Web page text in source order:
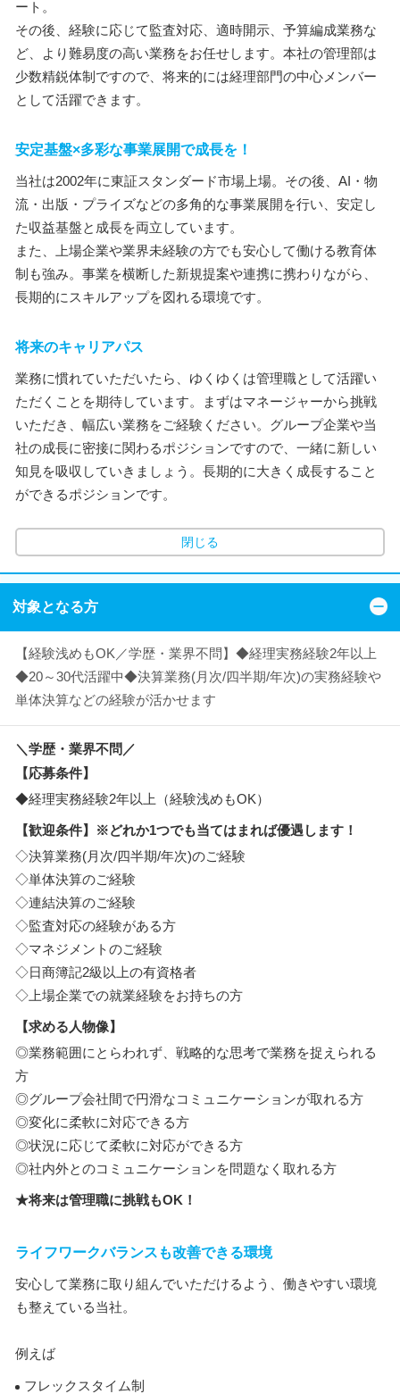
ート。
その後、経験に応じて監査対応、適時開示、予算編成業務な
ど、より難易度の高い業務をお任せします。本社の管理部は
少数精鋭体制ですので、将来的には経理部門の中心メンバー
として活躍できます。
安定基盤×多彩な事業展開で成長を！
当社は2002年に東証スタンダード市場上場。その後、AI・物
流・出版・プライズなどの多角的な事業展開を行い、安定し
た収益基盤と成長を両立しています。
また、上場企業や業界未経験の方でも安心して働ける教育体
制も強み。事業を横断した新規提案や連携に携わりながら、
長期的にスキルアップを図れる環境です。
将来のキャリアパス
業務に慣れていただいたら、ゆくゆくは管理職として活躍い
ただくことを期待しています。まずはマネージャーから挑戦
いただき、幅広い業務をご経験ください。グループ企業や当
社の成長に密接に関わるポジションですので、一緒に新しい
知見を吸収していきましょう。長期的に大きく成長すること
ができるポジションです。
閉じる
対象となる方
【経験浅めもOK／学歴・業界不問】◆経理実務経験2年以上
◆20～30代活躍中◆決算業務(月次/四半期/年次)の実務経験や
単体決算などの経験が活かせます
＼学歴・業界不問／
【応募条件】
◆経理実務経験2年以上（経験浅めもOK）
【歓迎条件】※どれか1つでも当てはまれば優遇します！
◇決算業務(月次/四半期/年次)のご経験
◇単体決算のご経験
◇連結決算のご経験
◇監査対応の経験がある方
◇マネジメントのご経験
◇日商簿記2級以上の有資格者
◇上場企業での就業経験をお持ちの方
【求める人物像】
◎業務範囲にとらわれず、戦略的な思考で業務を捉えられる
方
◎グループ会社間で円滑なコミュニケーションが取れる方
◎変化に柔軟に対応できる方
◎状況に応じて柔軟に対応ができる方
◎社内外とのコミュニケーションを問題なく取れる方
★将来は管理職に挑戦もOK！
ライフワークバランスも改善できる環境
安心して業務に取り組んでいただけるよう、働きやすい環境
も整えている当社。
例えば
フレックスタイム制